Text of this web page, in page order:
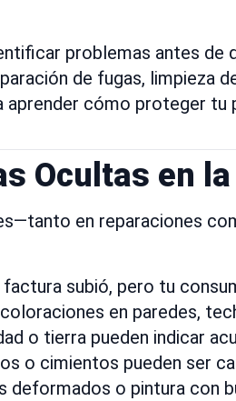
problemas antes
de fugas, limpieza
aprender cómo proteger
Ocultas en
en reparaciones
factura subió, pero tu
en paredes,
o tierra pueden indicar
o cimientos pueden ser
deformados o pintura con